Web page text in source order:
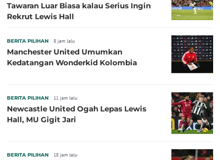
Tawaran Luar Biasa kalau Serius Ingin
Rekrut Lewis Hall
BERITA PILIHAN 8 jam lalu
Manchester United Umumkan
Kedatangan Wonderkid Kolombia
BERITA PILIHAN 11 jam lalu
Newcastle United Ogah Lepas Lewis
Hall, MU Gigit Jari
BERITA PILIHAN 18 jam lalu